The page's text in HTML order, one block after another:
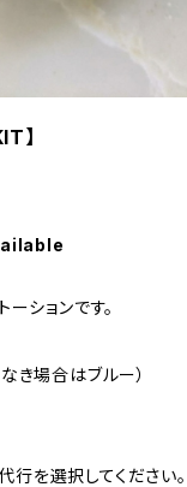
】
ションです。
き場合はブルー）
を選択してください。